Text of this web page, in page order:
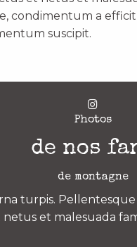
condimentum a
suscipit.
Photos
de nos
de montagne
turpis.
et malesuada